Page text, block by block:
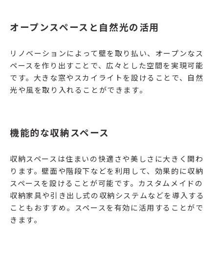
オープンスペースと自然光の活用
リノベーションによって壁を取り払い、オープンなス
ペースを作り出すことで、広々とした空間を実現可能
です。大きな窓やスカイライトを設けることで、自然
光や風を取り入れることができます。
機能的な収納スペース
収納スペースは住まいの快適さや美しさに大きく関わ
ります。壁面や階段下などを利用して、効果的に収納
スペースを設けることが可能です。カスタムメイドの
収納家具や引き出し式の収納システムなどを導入する
こともおすすめ。スペースを有効に活用することがで
きます。